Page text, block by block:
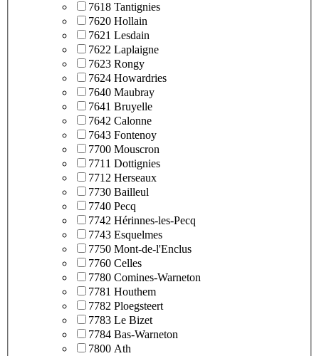
7618 Tantignies
7620 Hollain
7621 Lesdain
7622 Laplaigne
7623 Rongy
7624 Howardries
7640 Maubray
7641 Bruyelle
7642 Calonne
7643 Fontenoy
7700 Mouscron
7711 Dottignies
7712 Herseaux
7730 Bailleul
7740 Pecq
7742 Hérinnes-les-Pecq
7743 Esquelmes
7750 Mont-de-l'Enclus
7760 Celles
7780 Comines-Warneton
7781 Houthem
7782 Ploegsteert
7783 Le Bizet
7784 Bas-Warneton
7800 Ath